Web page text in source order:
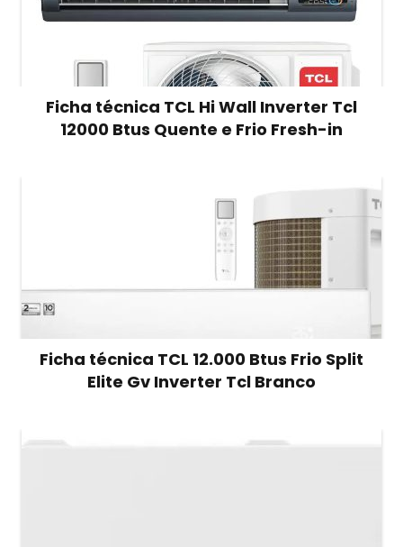
Ficha técnica TCL Hi Wall Inverter Tcl
12000 Btus Quente e Frio Fresh-in
Ficha técnica TCL 12.000 Btus Frio Split
Elite Gv Inverter Tcl Branco